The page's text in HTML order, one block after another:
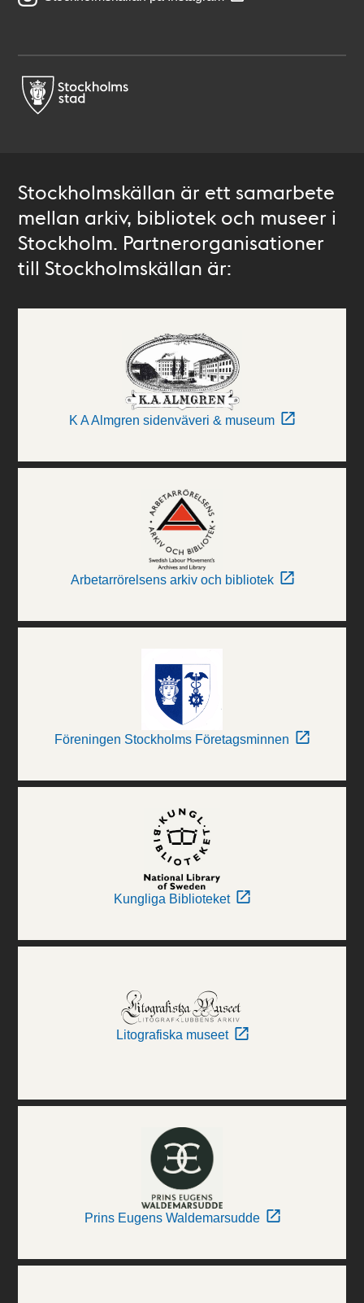
Stockholmskällan är ett samarbete
mellan arkiv, bibliotek och museer i
Stockholm. Partnerorganisationer
till Stockholmskällan är:
K A Almgren sidenväveri & museum
Arbetarrörelsens arkiv och bibliotek
Föreningen Stockholms Företagsminnen
Kungliga Biblioteket
Litografiska museet
Prins Eugens Waldemarsudde